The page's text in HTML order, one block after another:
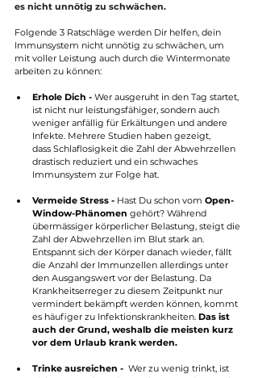
es nicht unnötig zu schwächen.
Folgende 3 Ratschläge werden Dir helfen, dein
Immunsystem nicht unnötig zu schwächen, um
mit voller Leistung auch durch die Wintermonate
arbeiten zu können:
Erhole Dich - Wer ausgeruht in den Tag startet,
ist nicht nur leistungsfähiger, sondern auch
weniger anfällig für Erkältungen und andere
Infekte. Mehrere Studien haben gezeigt,
dass Schlaflosigkeit die Zahl der Abwehrzellen
drastisch reduziert und ein schwaches
Immunsystem zur Folge hat.
Vermeide Stress - Hast Du schon vom Open-
Window-Phänomen gehört? Während
übermässiger körperlicher Belastung, steigt die
Zahl der Abwehrzellen im Blut stark an.
Entspannt sich der Körper danach wieder, fällt
die Anzahl der Immunzellen allerdings unter
den Ausgangswert vor der Belastung. Da
Krankheitserreger zu diesem Zeitpunkt nur
vermindert bekämpft werden können, kommt
es häufiger zu Infektionskrankheiten. Das ist
auch der Grund, weshalb die meisten kurz
vor dem Urlaub krank werden.
Trinke ausreichen - Wer zu wenig trinkt, ist